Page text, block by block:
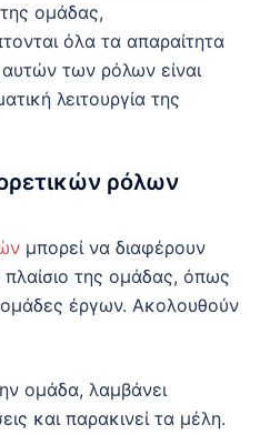
ομάδας,
όλα τα απαραίτητα
των ρόλων είναι
λειτουργία της
ρόλων
μπορεί να διαφέρουν
της ομάδας, όπως
ομάδες έργων. Ακολουθούν
ομάδα, λαμβάνει
και παρακινεί τα μέλη.